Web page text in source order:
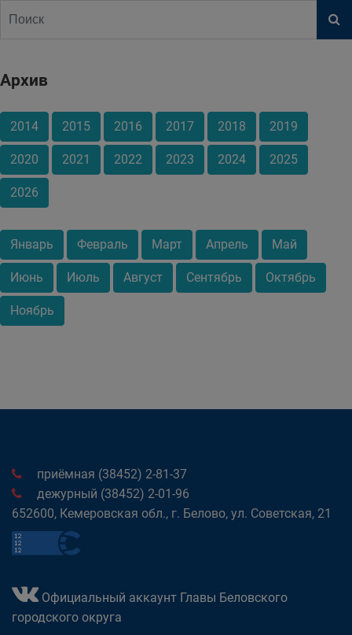
Архив
2014 2015 2016 2017 2018 2019
2020 2021 2022 2023 2024 2025
2026
Январь Февраль Март Апрель Май
Июнь Июль Август Сентябрь Октябрь
Ноябрь
приёмная (38452) 2-81-37
дежурный (38452) 2-01-96
652600, Кемеровская обл., г. Белово, ул. Советская, 21
Официальный аккаунт Главы Беловского
городского округа